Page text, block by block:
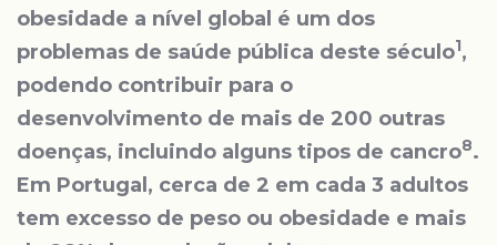
obesidade a nível global é um dos
problemas de saúde pública deste século1,
podendo contribuir para o
desenvolvimento de mais de 200 outras
doenças, incluindo alguns tipos de cancro8.
Em Portugal, cerca de 2 em cada 3 adultos
tem excesso de peso ou obesidade e mais